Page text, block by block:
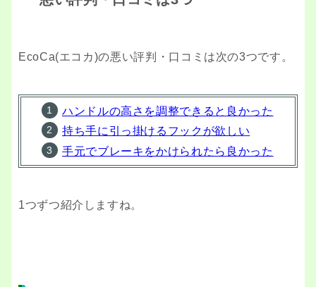
EcoCa(エコカ)の悪い評判・口コミは次の3つです。
ハンドルの高さを調整できると良かった
持ち手に引っ掛けるフックが欲しい
手元でブレーキをかけられたら良かった
1つずつ紹介しますね。